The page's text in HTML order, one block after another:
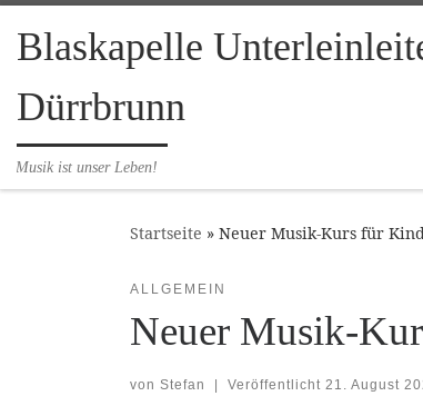
Zum Inhalt springen
Blaskapelle
Dürrbrunn
Musik ist unser Leben!
Startseite » Neuer Musik-Kurs für
ALLGEMEIN
Neuer Musik-
von Stefan Veröffentlicht 21. August